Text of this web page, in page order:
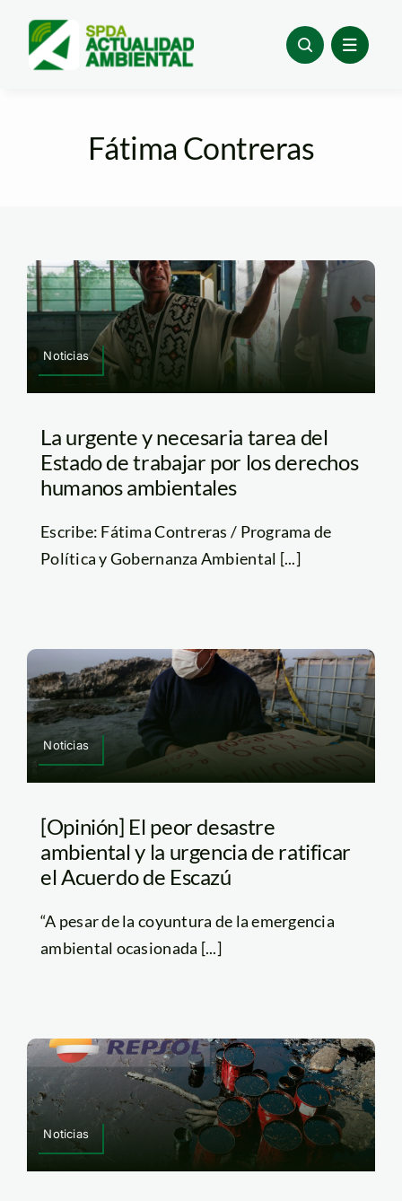
content
Fátima Contreras
Noticias
La urgente y necesaria tarea del
Estado de trabajar por los derechos
humanos ambientales
Escribe: Fátima Contreras / Programa de
Política y Gobernanza Ambiental [...]
Noticias
[Opinión] El peor desastre
ambiental y la urgencia de ratificar
el Acuerdo de Escazú
“A pesar de la coyuntura de la emergencia
ambiental ocasionada [...]
Noticias